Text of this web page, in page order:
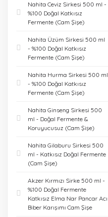
Nahita Ceviz Sirkesi 500 ml -
%100 Doğal Katkısız
Fermente (Cam Şişe)
Nahita Üzüm Sirkesi 500 ml
- %100 Doğal Katkısız
Fermente (Cam Şişe)
Nahita Hurma Sirkesi 500 ml
- %100 Doğal Katkısız
Fermente (Cam Şişe)
Nahita Ginseng Sirkesi 500
ml - Doğal Fermente &
Koruyucusuz (Cam Şişe)
Nahita Gilaburu Sirkesi 500
ml - Katkısız Doğal Fermente
(Cam Şişe)
Akzer Kırmızı Sirke 500 ml -
%100 Doğal Fermente
Katkısız Elma Nar Pancar Acı
Biber Karışımı Cam Şişe